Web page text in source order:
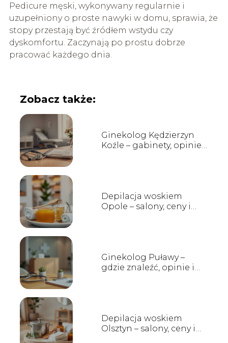
Pedicure męski, wykonywany regularnie i
uzupełniony o proste nawyki w domu, sprawia, że
stopy przestają być źródłem wstydu czy
dyskomfortu. Zaczynają po prostu dobrze
pracować każdego dnia.
Zobacz także:
Ginekolog Kędzierzyn
Koźle – gabinety, opinie,
Depilacja woskiem
Opole – salony, ceny i
Ginekolog Puławy –
gdzie znaleźć, opinie i
Depilacja woskiem
Olsztyn – salony, ceny i